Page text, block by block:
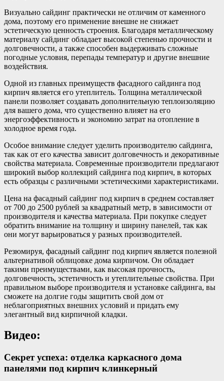
Визуально сайдинг практически не отличим от каменного
дома, поэтому его применение внешне не снижает
эстетическую ценность строения. Благодаря металлическому
материалу сайдинг обладает высокой степенью прочности и
долговечности, а также способен выдерживать сложные
погодные условия, перепады температур и другие внешние
воздействия.
Одной из главных преимуществ фасадного сайдинга под
кирпич является его утеплитель. Толщина металлической
панели позволяет создавать дополнительную теплоизоляцию
для вашего дома, что существенно влияет на его
энергоэффективность и экономию затрат на отопление в
холодное время года.
Особое внимание следует уделить производителю сайдинга,
так как от его качества зависит долговечность и декоративные
свойства материала. Современные производители предлагают
широкий выбор коллекций сайдинга под кирпич, в которых
есть образцы с различными эстетическими характеристиками.
Цена на фасадный сайдинг под кирпич в среднем составляет
от 700 до 2500 рублей за квадратный метр, в зависимости от
производителя и качества материала. При покупке следует
обратить внимание на толщину и ширину панелей, так как
они могут варьироваться у разных производителей.
Резюмируя, фасадный сайдинг под кирпич является полезной
альтернативой облицовке дома кирпичом. Он обладает
такими преимуществами, как высокая прочность,
долговечность, эстетичность и утеплительные свойства. При
правильном выборе производителя и установке сайдинга, вы
сможете на долгие годы защитить свой дом от
неблагоприятных внешних условий и придать ему
элегантный вид кирпичной кладки.
Видео:
Секрет успеха: отделка каркасного дома
панелями под кирпич клинкерный